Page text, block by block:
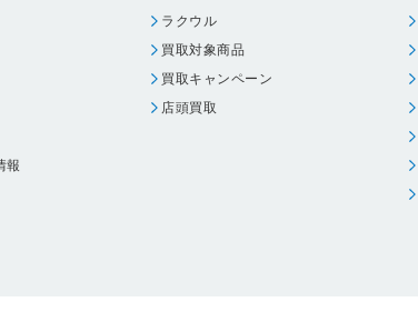
報
ラクウル
買取対象商品
買取キャンペーン
店頭買取